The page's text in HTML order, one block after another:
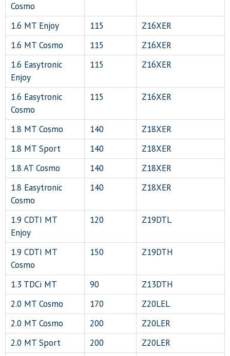
Cosmo
1.6 MT Enjoy 115
Z16XER
1.6 MT Cosmo
115
Z16XER
1.6 Easytronic
Enjoy
115 Z16XER
1.6 Easytronic
Cosmo
115 Z16XER
1.8 MT Cosmo 140
Z18XER
1.8 MT Sport
140
Z18XER
1.8 AT Cosmo
140
Z18XER
1.8 Easytronic
Cosmo
140 Z18XER
1.9 CDTI MT
Enjoy
120 Z19DTL
1.9 CDTI MT
Cosmo
150 Z19DTH
1.3 TDCi MT 90
Z13DTH
2.0 MT Cosmo
170
Z20LEL
2.0 MT Cosmo
200
Z20LER
2.0 MT Sport
200
Z20LER